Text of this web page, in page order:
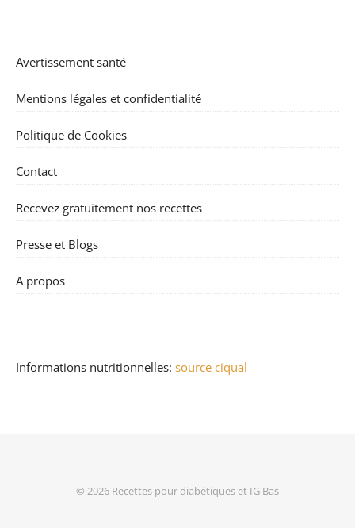
Avertissement santé
Mentions légales et confidentialité
Politique de Cookies
Contact
Recevez gratuitement nos recettes
Presse et Blogs
A propos
Informations nutritionnelles: source ciqual
© 2026 Recettes pour diabétiques et IG Bas